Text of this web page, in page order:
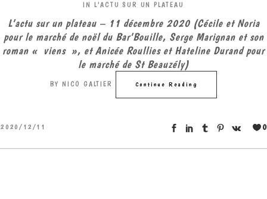
IN L'ACTU SUR UN PLATEAU
L’actu sur un plateau – 11 décembre 2020 (Cécile et Noria
pour le marché de noël du Bar’Bouille, Serge Marignan et son
roman « viens », et Anicée Roullies et Hateline Durand pour
le marché de St Beauzély)
BY NICO GALTIER Continue Reading
2020/12/11 0